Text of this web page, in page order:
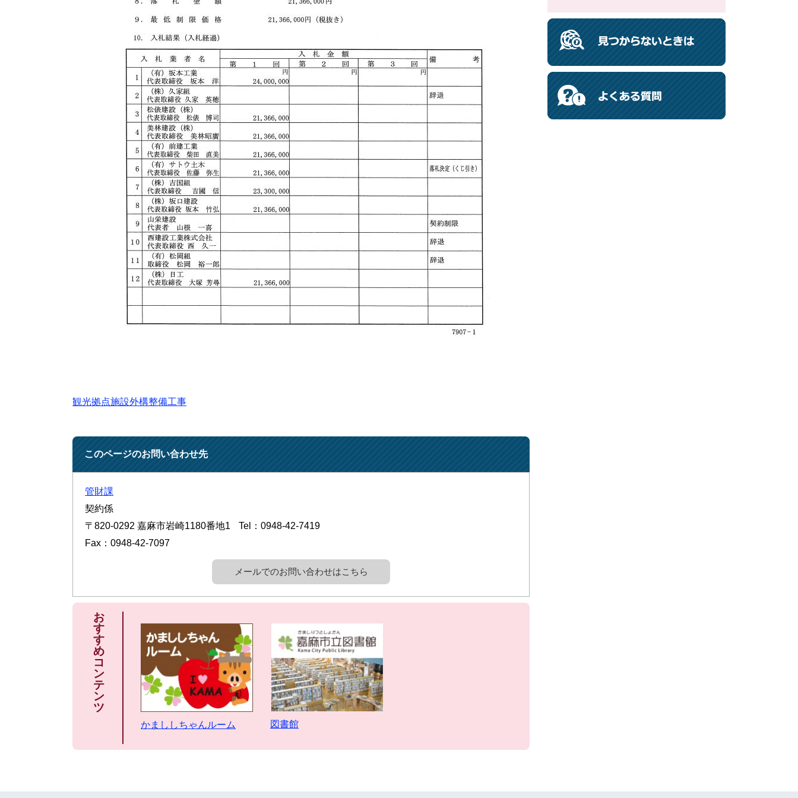
観光拠点施設外構整備工事
このページのお問い合わせ先
管財課
契約係
〒820-0292 嘉麻市岩崎1180番地1
Tel：0948-42-7419
Fax：0948-42-7097
メールでのお問い合わせはこちら
お
す
す
め
コ
ン
テ
ン
ツ
かまししちゃんルーム 図書館